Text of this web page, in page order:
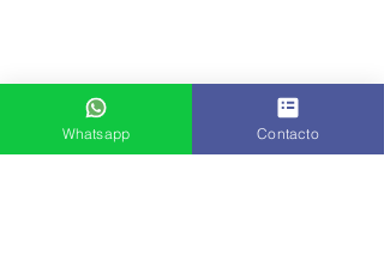
Whatsapp Contacto